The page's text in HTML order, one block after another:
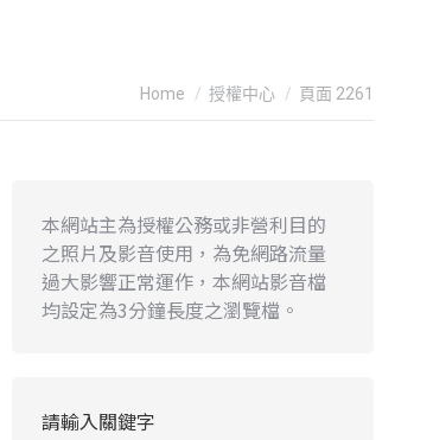
You are here:
Home 授權中心 頁面 2261
本網站主為授權公務或非營利目的
之照片及影音使用，為免網路流量
過大影響正常運作，本網站影音檔
均設定為3分鐘長度之瀏覽檔。
請輸入關鍵字